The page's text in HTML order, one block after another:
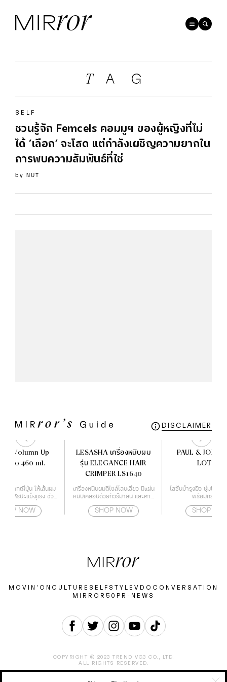
SELF
ชวนรู้จัก Femcels คอมมูฯ ของผู้หญิงที่ไม่
ได้ ‘เลือก’ จะโสด แต่กำลังเผชิญความยากใน
การพบความสัมพันธ์ที่ใช่
by NUT
DISCLAIMER
3D Volumn Up
460 ml.
หม่จากญี่ปุ่น ให้เส้นผม
นังศีรษะแข็งแรง ช่วย
สาเหตุของปัญหาผม
NOW
LESASHA เครื่องหนีบผม
รุ่น ELEGANCE HAIR
CRIMPER LS1640
เครื่องหนีบผมดีไซส์โฉบเฉี่ยว มีแผ่น
หนีบเคลือบด้วยทัวร์มาลีน และคามี
ความร้อนไม่ให้ผมแห้งจนเกินไป
SHOP NOW
PAUL & JOE
LOTION
โลชั่นบำรุงผิว ชุ่มชื่น แล
พร้อมกระชับผิ
SHOP
MOVIN’ON CULTURE SELF STYLE VDO CONVERSATION
MIRROR50 PR-NEWS
COPYRIGHT © 2023 TREND VG3 CO., LTD.
ALL RIGHTS RESERVED.